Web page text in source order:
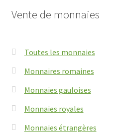
Vente de monnaies
Toutes les monnaies
Monnaires romaines
Monnaies gauloises
Monnaies royales
Monnaies étrangères